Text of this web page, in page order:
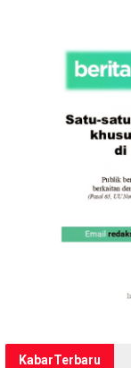
KabarTerbaru